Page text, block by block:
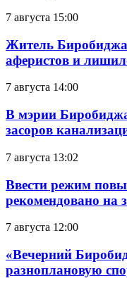
7 августа 15:00
Житель
аферистов и
7 августа 14:00
В мэрии
засоров
7 августа 13:02
Ввести режим
рекомендовано на
7 августа 12:00
«Вечерний
разноплановую